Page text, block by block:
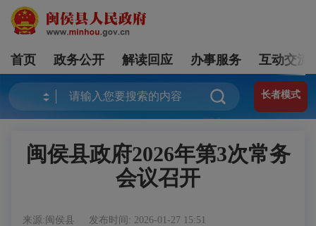
首页 政务公开 解读回应 办事服务 互动交流
长者模式
闽侯县政府2026年第3次常务
会议召开
来源:闽侯县 发布时间: 2026-01-27 15:51